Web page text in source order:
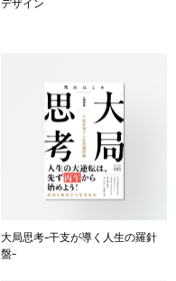
デザイン
大局思考-干支が導く人生の羅針
盤-